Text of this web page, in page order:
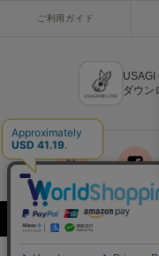
SOMEWHERE BUTTER.
サムウェアバター
SORIN
ソリン
ご利用ガイド
USAGI
ダウン
x facebook
Copyright © 2018